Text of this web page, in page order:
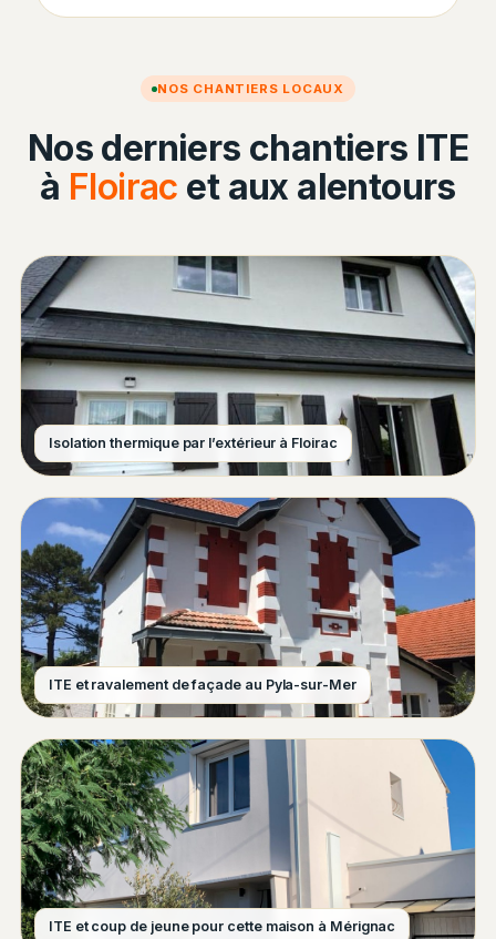
NOS CHANTIERS LOCAUX
Nos derniers chantiers ITE
à Floirac et aux alentours
Isolation thermique par l’extérieur à Floirac
ITE et ravalement de façade au Pyla-sur-Mer
ITE et coup de jeune pour cette maison à Mérignac